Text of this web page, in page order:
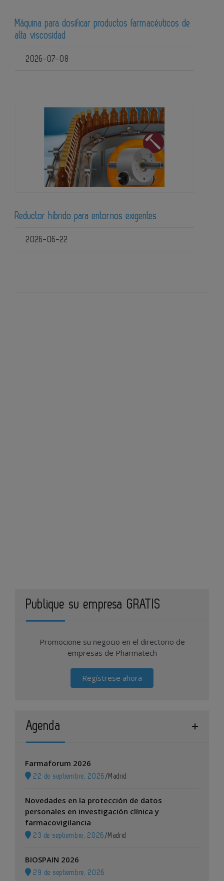
Máquina para dosificar productos farmacéuticos de
alta viscosidad
2026-07-08
Reductor híbrido para entornos exigentes
2026-06-22
Publique su empresa GRATIS
Promocione su negocio en el directorio de
empresas de Pharmatech
Regístrese ahora
Agenda
Farmaforum 2026
22 de septiembre, 2026 / Madrid
Novedades en la protección de datos
personales en investigación clínica y
farmacovigilancia
23 de septiembre, 2026 / Madrid
BIOSPAIN 2026
29 de septiembre, 2026